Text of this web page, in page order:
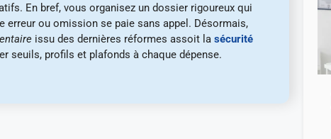
En bref, vous organisez un dossier rigoureux qui
erreur ou omission se paie sans appel. Désormais,
issu des dernières réformes assoit la sécurité
seuils, profils et plafonds à chaque dépense.